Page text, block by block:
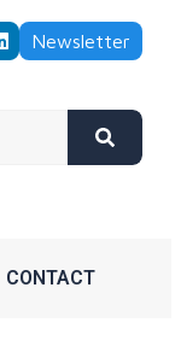
Newsletter
CONTACT